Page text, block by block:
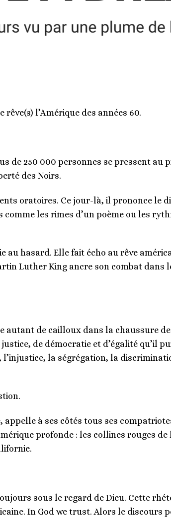
l’Amérique des années 60.
de 250 000 personnes se pressent au
des Noirs.
oratoires. Ce jour-là, il prononce le
les rimes d’un poème ou les
au hasard. Elle fait écho au rêve
Luther King ancre son combat dans
de cailloux dans la chaussure de
de démocratie et d’égalité qu’il
la ségrégation, la
à ses côtés tous ses
profonde : les collines rouges
sous le regard de Dieu. Cette
In God we trust. Alors le discours